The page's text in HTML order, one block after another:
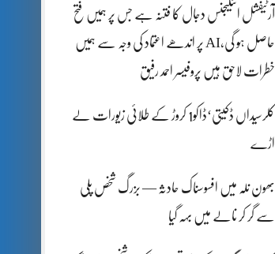
آرٹیفشل انٹلیجنس دجال کا فتنہ ہے جس پر ہمیں فتح
حاصل ہو گی،AI پر اندھے اعتماد کی وجہ سے ہمیں
خطرات لاحق ہیں پروفیسر احمد رفیق
کلرسیداں ڈکیتی‘ڈاکو1 کروڑ کے طلائی زیورات لے
اڑے
بھون نلہ میں افسوسناک حادثہ — بزرگ شخص پلی
سے گر کر نالے میں بہہ گیا